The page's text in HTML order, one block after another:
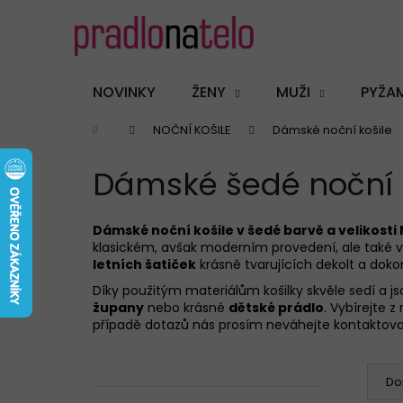
NOVINKY ŽENY MUŽI
Domů NOČNÍ KOŠILE Dámské noční košile
Dámské šedé noční
Dámské noční košile v šedé barvě a velikosti
klasickém, avšak moderním provedení, ale také
letních šatiček krásně tvarujících dekolt a
Díky použitým materiálům košilky skvěle sedí a
župany nebo krásné dětské prádlo. Vybírejte
případě dotazů nás prosím neváhejte
Zpět
Zpět